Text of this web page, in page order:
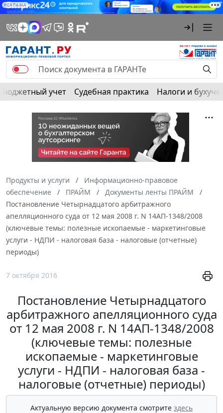
РЕКЛАМА
Бюджетный учет Судебная практика Налоги и
Продукты и услуги
Информационно-правовое
обеспечение
ПРАЙМ
Документы ленты ПРАЙМ
Постановление Четырнадцатого арбитражного
апелляционного суда от 12 мая 2008 г. N 14АП-1348/2008
(ключевые темы: полезные ископаемые - маркетинговые
услуги - НДПИ - налоговая база - налоговые (отчетные)
периоды)
7 октября 2016
Постановление Четырнадцатого
арбитражного апелляционного суда
от 12 мая 2008 г. N 14АП-1348/2008
(ключевые темы: полезные
ископаемые - маркетинговые
услуги - НДПИ - налоговая база -
налоговые (отчетные) периоды)
Актуальную версию документа смотрите здесь